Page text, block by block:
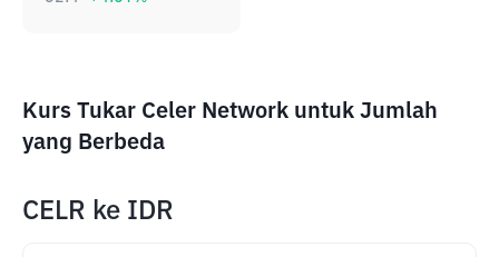
Kurs Tukar Celer Network untuk Jumlah
yang Berbeda
CELR ke IDR